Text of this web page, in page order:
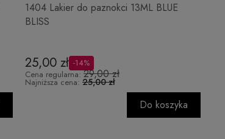
1404 Lakier do paznokci 13ML BLUE
BLISS
25,00 zł -14%
Cena regularna: 29,00 zł
Najniższa cena: 25,00 zł
Do koszyka